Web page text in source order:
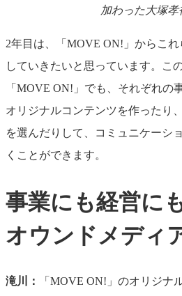
加わった大塚孝
2年目は、「MOVE ON!」からこ
していきたいと思っています。こ
「MOVE ON!」でも、それぞれの
オリジナルコンテンツを作ったり
を選んだりして、コミュニケーシ
くことができます。
事業にも経営に
オウンドメディ
滝川：
「MOVE ON!」のオリジナ